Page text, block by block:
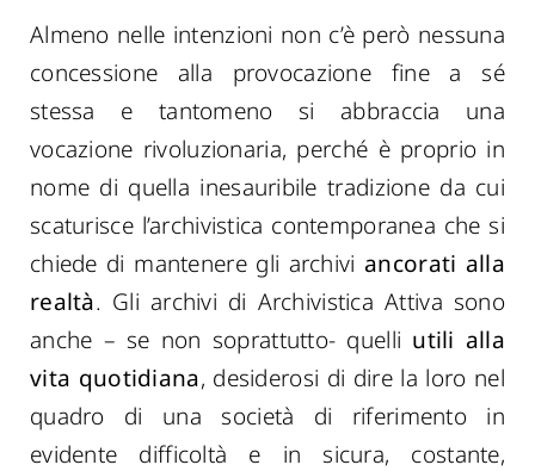
Almeno nelle intenzioni non c’è però nessuna
concessione alla provocazione fine a sé
stessa e tantomeno si abbraccia una
vocazione rivoluzionaria, perché è proprio in
nome di quella inesauribile tradizione da cui
scaturisce l’archivistica contemporanea che si
chiede di mantenere gli archivi ancorati alla
realtà. Gli archivi di Archivistica Attiva sono
anche – se non soprattutto- quelli utili alla
vita quotidiana, desiderosi di dire la loro nel
quadro di una società di riferimento in
evidente difficoltà e in sicura, costante,